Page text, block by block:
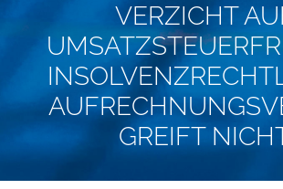
VERZICHT
GREIFT